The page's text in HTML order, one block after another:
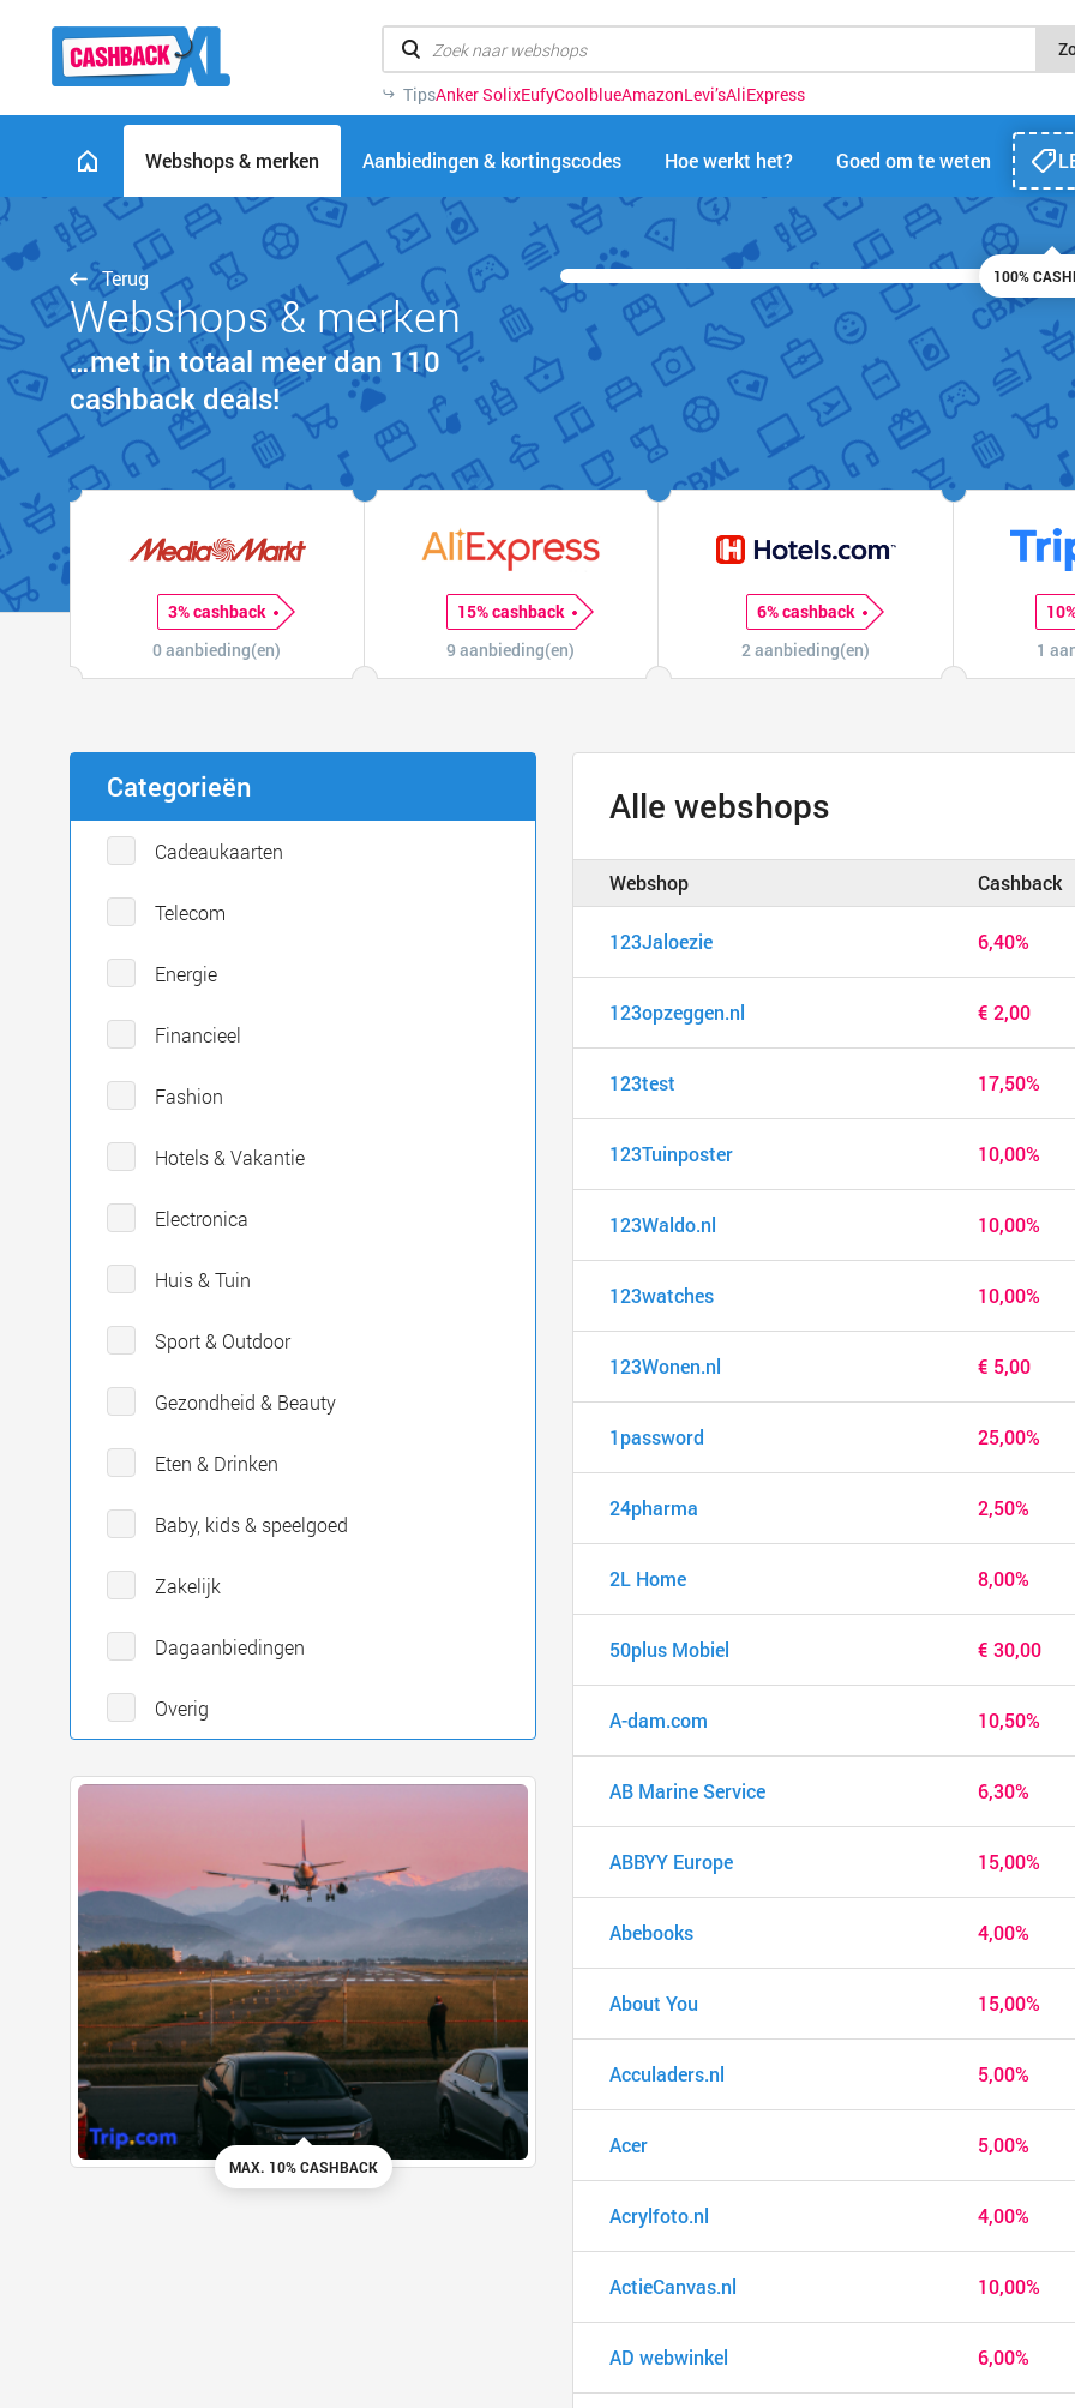
TipsAnker SolixEufyCoolblueAmazonLevi’sAliExpress
Webshops & merken Aanbiedingen & kortingscodes Hoe werkt het? Goed om te weten
Terug
Webshops & merken
…met in totaal meer dan 110
cashback deals!
100%
3% cashback
0 aanbieding(en)
15% cashback
9 aanbieding(en)
6% cashback
2 aanbieding(en)
1
Categorieën
Cadeaukaarten
Telecom
Energie
Financieel
Fashion
Hotels & Vakantie
Electronica
Huis & Tuin
Sport & Outdoor
Gezondheid & Beauty
Eten & Drinken
Baby, kids & speelgoed
Zakelijk
Dagaanbiedingen
Overig
MAX. 10% CASHBACK
Alle webshops
Webshop Cashback
123Jaloezie 6,40%
123opzeggen.nl € 2,00
123test 17,50%
123Tuinposter 10,00%
123Waldo.nl 10,00%
123watches 10,00%
123Wonen.nl € 5,00
1password 25,00%
24pharma 2,50%
2L Home 8,00%
50plus Mobiel € 30,00
A-dam.com 10,50%
AB Marine Service 6,30%
ABBYY Europe 15,00%
Abebooks 4,00%
About You 15,00%
Acculaders.nl 5,00%
Acer 5,00%
Acrylfoto.nl 4,00%
ActieCanvas.nl 10,00%
AD webwinkel 6,00%